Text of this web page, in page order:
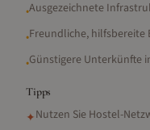
•Ausgezeichnete
•Freundliche, hilfsbereite
•Günstigere Unterkünfte
Tipps
✦Nutzen Sie Hostel-